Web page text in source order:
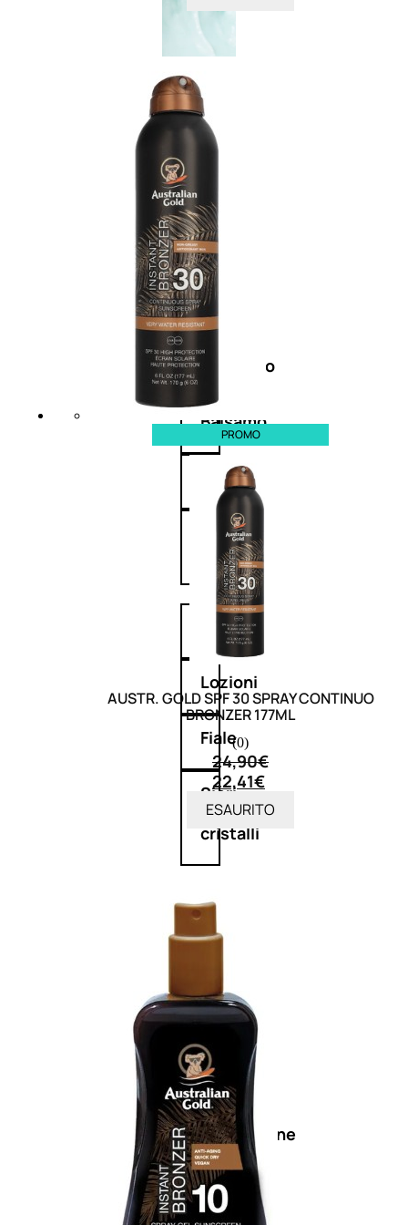
CAPELLI
Shampoo
Balsamo
Mousse
Olii Capelli
Maschere
Lozioni
Fiale
Sieri e Cristalli
Spray
Cera e Crema
Gel Capelli
Colorazione
Shampoo
Balsamo
Mousse
Olii
capelli
Maschere
Lozioni
Fiale
Sieri
e
cristalli
Spray
crema
Gel
capelli
Colorazione
SOLARI
PROMO
AUSTR. GOLD SPF 30 SPRAY CONTINUO
BRONZER 177ML
(0)
24,90€
22,41€
ESAURITO